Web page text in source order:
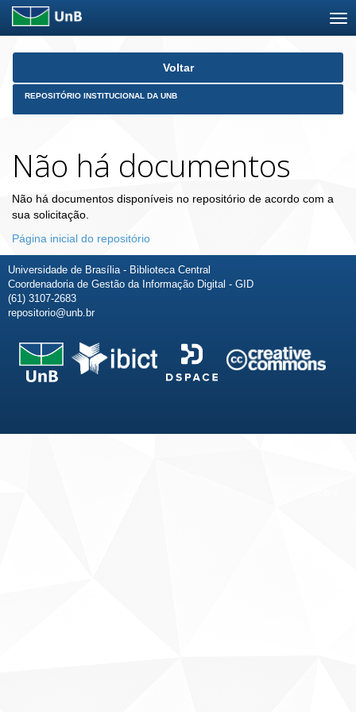
Skip
Voltar
REPOSITÓRIO INSTITUCIONAL DA UNB
Não há documentos
Não há documentos disponíveis no repositório de acordo com a
sua solicitação.
Página inicial do repositório
Universidade de Brasília - Biblioteca Central
Coordenadoria de Gestão da Informação Digital - GID
(61) 3107-2683
repositorio@unb.br